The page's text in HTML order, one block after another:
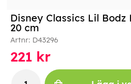
Disney Classics Lil
20 cm
Artnr: D43296
221 kr